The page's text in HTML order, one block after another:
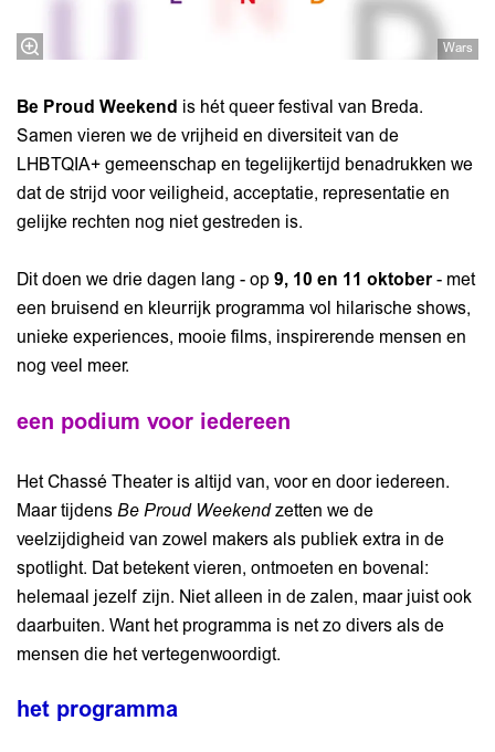
Wars
Be Proud Weekend is hét queer festival van Breda.
Samen vieren we de vrijheid en diversiteit van de
LHBTQIA+ gemeenschap en tegelijkertijd benadrukken we
dat de strijd voor veiligheid, acceptatie, representatie en
gelijke rechten nog niet gestreden is.
Dit doen we drie dagen lang - op 9, 10 en 11 oktober- met
een bruisend en kleurrijk programma vol hilarische shows,
unieke experiences, mooie films, inspirerende mensen en
nog veel meer.
een podium voor iedereen
Het Chassé Theater is altijd van, voor en door iedereen.
Maar tijdens Be Proud Weekendzetten we de
veelzijdigheid van zowel makers als publiek extra in de
spotlight. Dat betekent vieren, ontmoeten en bovenal:
helemaal jezelf zijn. Niet alleen in de zalen, maar juist ook
daarbuiten. Want het programma is net zo divers als de
mensen die het vertegenwoordigt.
het programma